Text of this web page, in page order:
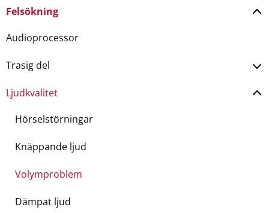
Felsökning
Audioprocessor
Trasig del
Ljudkvalitet
Hörselstörningar
Knäppande ljud
Volymproblem
Dämpat ljud